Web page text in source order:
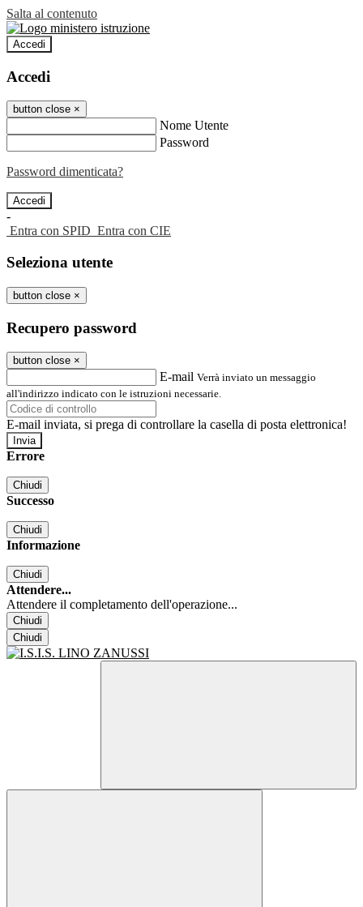
Salta al contenuto
Accedi
Accedi
button close ×
Nome Utente
Password
Password dimenticata?
-
Entra con SPID Entra con CIE
Seleziona utente
button close ×
Recupero password
button close ×
E-mail Verrà inviato un messaggio
all'indirizzo indicato con le istruzioni necessarie.
E-mail inviata, si prega di controllare la casella di posta elettronica!
Errore
Chiudi
Successo
Chiudi
Informazione
Chiudi
Attendere...
Attendere il completamento dell'operazione...
Chiudi
Chiudi